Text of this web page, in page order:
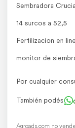
Sembradora
14 surcos a 52,5
Fertilizacion en
monitor de
Por cualquier
También podés
Agroads.com no